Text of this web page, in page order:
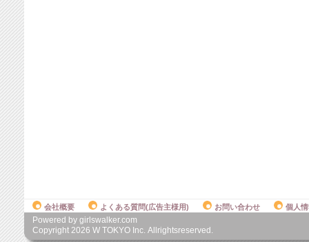
会社概要 よくある質問(広告主様用) お問い合わせ 個人
Powered by girlswalker.com
Copyright 2026 W TOKYO Inc. Allrightsreserved.